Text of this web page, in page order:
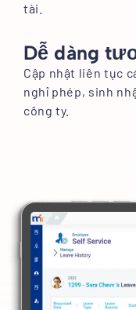
tài.
Dễ dàng
Cập nhật liên tục
nghỉ phép, sinh
công ty.